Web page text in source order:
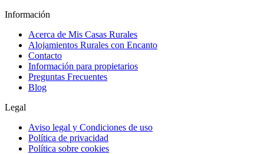
Información
Acerca de Mis Casas Rurales
Alojamientos Rurales con Encanto
Contacto
Información para propietarios
Preguntas Frecuentes
Blog
Legal
Aviso legal y Condiciones de uso
Política de privacidad
Política sobre cookies